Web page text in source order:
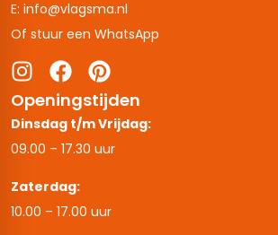
E: info@vlagsma.nl
Of stuur een WhatsApp
Openingstijden
Dinsdag t/m Vrijdag:
09.00 – 17.30 uur
Zaterdag:
10.00 – 17.00 uur